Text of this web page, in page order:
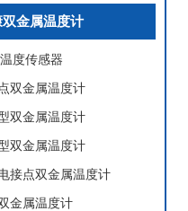
双金属温度计
度传感器
双金属温度计
双金属温度计
双金属温度计
接点双金属温度计
金属温度计